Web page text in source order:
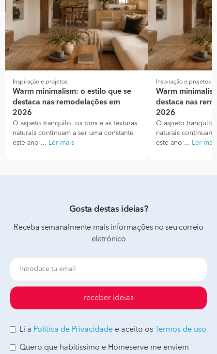
Inspiração e projetos
Warm minimalism: o estilo que se
destaca nas remodelações em
2026
O aspeto tranquilo, os tons e as texturas
naturais continuam a ser uma constante
este ano ... Ler mais
Inspiração e projetos
Warm
destaca nas
2026
O aspeto
naturais continuam
este ano ... Ler mais
Gosta destas ideias?
Receba semanalmente mais informações no seu correio
eletrónico
receber ideias
Li a Política de Privacidade e aceito os Termos de uso
Quero que habitissimo e Homeserve me enviem